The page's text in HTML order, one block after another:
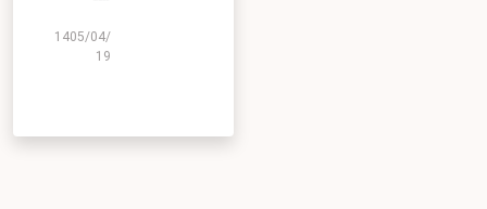
1405/04/
19